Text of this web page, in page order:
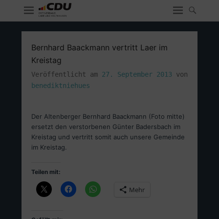
Bernhard Baackmann vertritt Laer im
Kreistag
Veröffentlicht am 27. September 2013 von
benediktniehues
Der Altenberger Bernhard Baackmann (Foto mitte)
ersetzt den verstorbenen Günter Badersbach im
Kreistag und vertritt somit auch unsere Gemeinde
im Kreistag.
Teilen mit:
Mehr